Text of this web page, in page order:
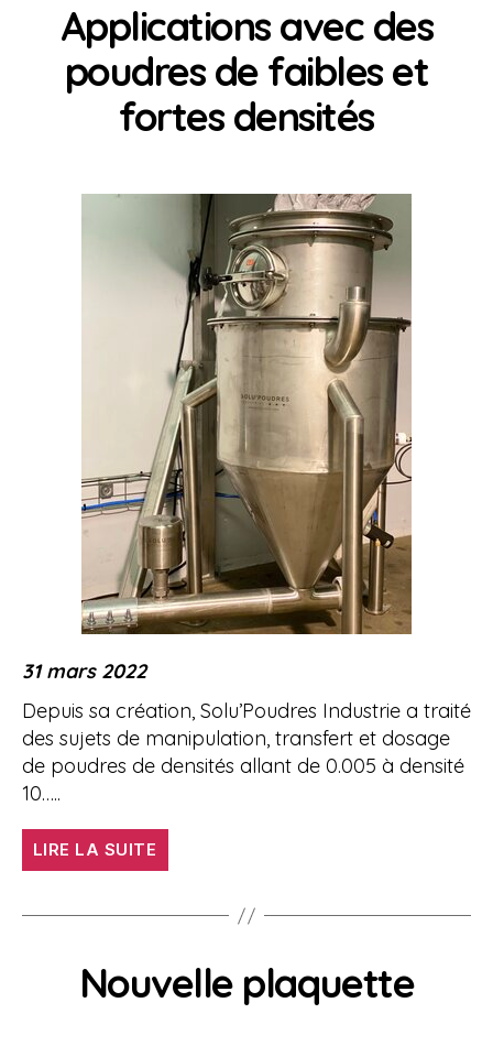
Applications avec des
poudres de faibles et
fortes densités
31 mars 2022
Depuis sa création, Solu’Poudres Industrie a traité
des sujets de manipulation, transfert et dosage
de poudres de densités allant de 0.005 à densité
10…..
LIRE LA SUITE
avec
poudres
faibles
Nouvelle plaquette